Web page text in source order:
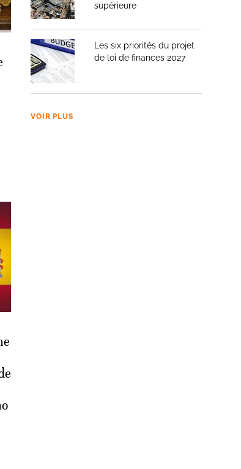
supérieure
Les six priorités du projet
de loi de finances 2027
VOIR PLUS